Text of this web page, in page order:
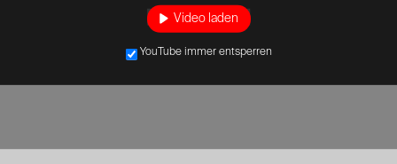
Video laden
YouTube immer entsperren